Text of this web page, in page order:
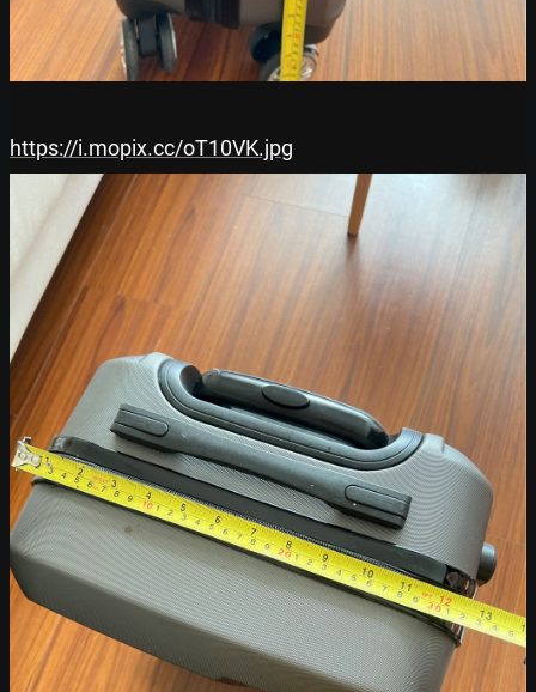
https://i.mopix.cc/oT10VK.jpg